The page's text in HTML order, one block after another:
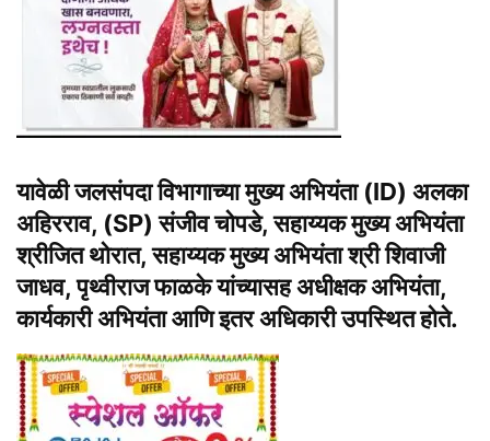
यावेळी जलसंपदा विभागाच्या मुख्य अभियंता (ID) अलका
अहिरराव, (SP) संजीव चोपडे, सहाय्यक मुख्य अभियंता
श्रीजित थोरात, सहाय्यक मुख्य अभियंता श्री शिवाजी
जाधव, पृथ्वीराज फाळके यांच्यासह अधीक्षक अभियंता,
कार्यकारी अभियंता आणि इतर अधिकारी उपस्थित होते.